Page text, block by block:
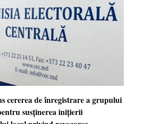
cererea de înregistrare a grupului
susținerea inițierii